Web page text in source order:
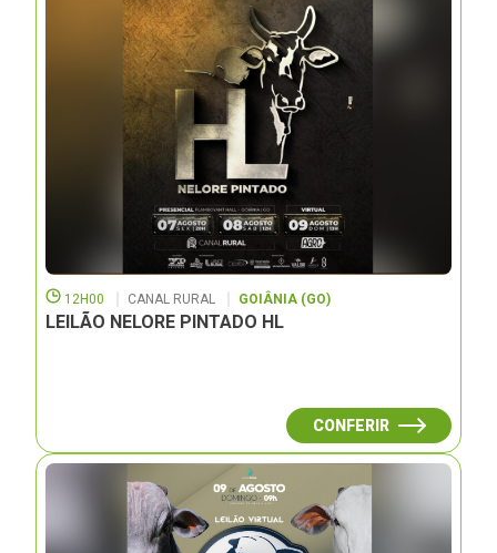
12H00 CANAL RURAL GOIÂNIA (GO)
LEILÃO NELORE PINTADO HL
CONFERIR